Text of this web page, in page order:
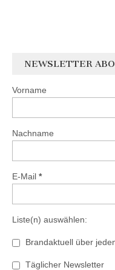
NEWSLETTER
Vorname
Nachname
E-Mail *
Liste(n) auswählen:
Brandaktuell über
Täglicher Newsletter